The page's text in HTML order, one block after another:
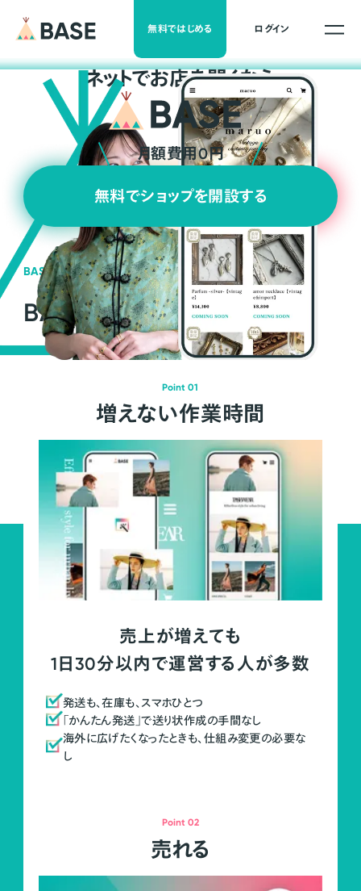
無料ではじめる ログイン
ネットでお店を開くなら
月額費用0円
無料でショップを開設する
BASEの強み
BASEが強い3つの理由
Point 01
増えない作業時間
売上が増えても
1日30分以内で運営する人が多数
発送も、在庫も、スマホひとつ
「かんたん発送」で送り状作成の手間なし
海外に広げたくなったときも、仕組み変更の必要な
し
Point 02
売れる